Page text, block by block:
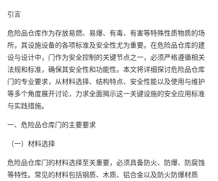
引言
危险品仓库作为存放易燃、易爆、有毒、有害等特殊性质物质的场
所，其设施设备的各项标准及安全性尤为重要。在危险品仓库的建
设与设计中，门作为安全控制的关键节点之一，必须严格遵循相关
法规和标准，确保其安全性和功能性。本文将详细探讨危险品仓库
门的专业要求，从材料选择、结构特点、安全性能以及使用与维护
等多个角度展开讨论，力求全面揭示这一关键设施的安全应用标准
与实践措施。
一、危险品仓库门的主要要求
（一）材料选择
危险品仓库门的材料选择至关重要，必须具备防火、防爆、防腐蚀
等特性。常见的材料包括钢质、木质、铝合金以及防火防爆材质